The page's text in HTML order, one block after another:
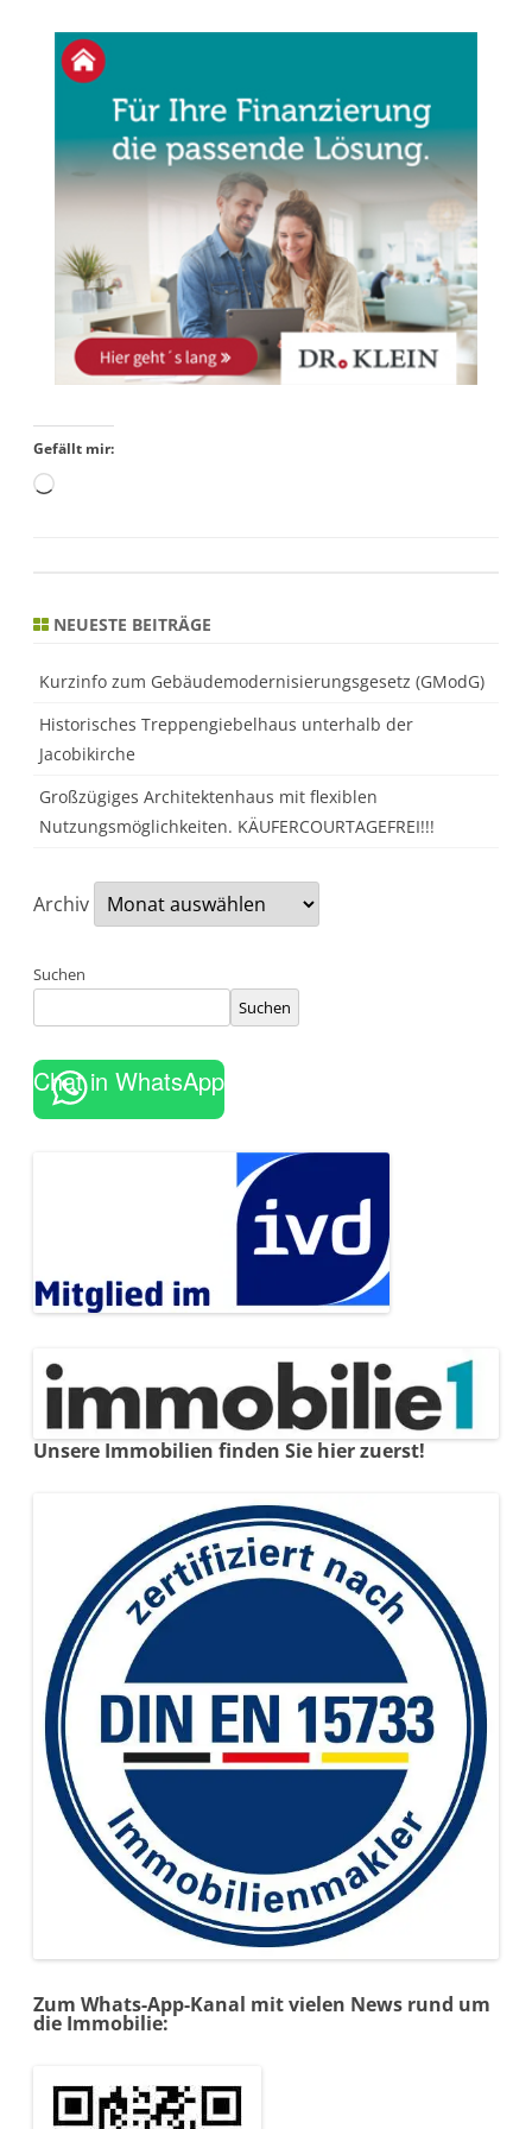
Gefällt mir:
NEUESTE BEITRÄGE
Kurzinfo zum Gebäudemodernisierungsgesetz (GModG)
Historisches Treppengiebelhaus unterhalb der
Jacobikirche
Großzügiges Architektenhaus mit flexiblen
Nutzungsmöglichkeiten. KÄUFERCOURTAGEFREI!!!
Archiv
Suchen
Suchen
Chat in WhatsApp
Unsere Immobilien finden Sie hier zuerst!
Zum Whats-App-Kanal mit vielen News rund um
die Immobilie: